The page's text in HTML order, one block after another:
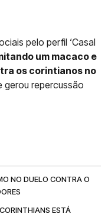
pelo perfil ‘Casal
um macaco e
os corintianos no
gerou repercussão
NO DUELO CONTRA O
ESTÁ